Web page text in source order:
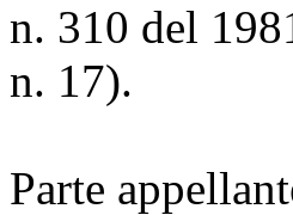
n. 310 del
n. 17).
Parte